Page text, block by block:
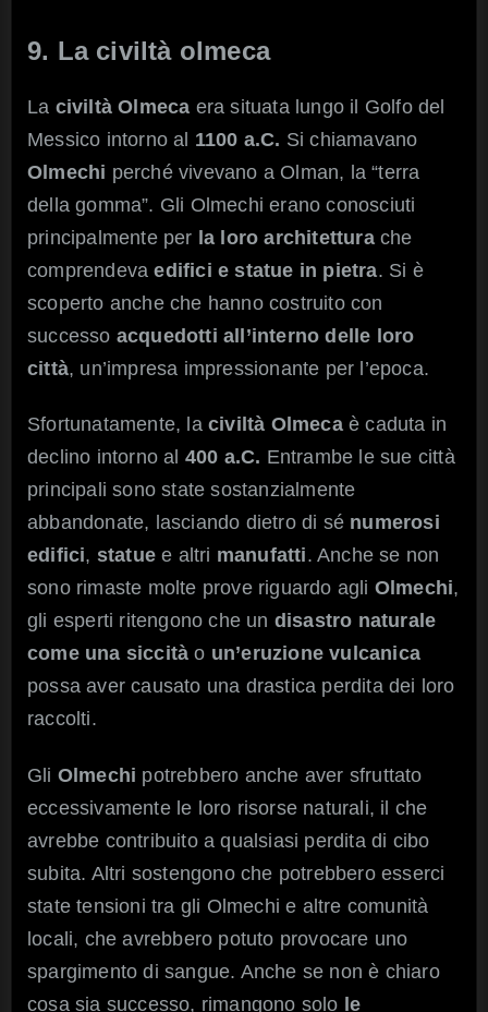
9. La civiltà olmeca
La civiltà Olmeca era situata lungo il Golfo del
Messico intorno al 1100 a.C. Si chiamavano
Olmechi perché vivevano a Olman, la “terra
della gomma”. Gli Olmechi erano conosciuti
principalmente per la loro architetturache
comprendevaedifici e statue in pietra. Si è
scoperto anche che hanno costruito con
successo acquedotti all’interno delle loro
città, un’impresa impressionante per l’epoca.
Sfortunatamente, la civiltà Olmecaè caduta in
declino intorno al 400 a.C. Entrambe le sue città
principali sono state sostanzialmente
abbandonate, lasciando dietro di sé numerosi
edifici, statue e altri manufatti. Anche se non
sono rimaste molte prove riguardo agli Olmechi,
gli esperti ritengono che un disastro naturale
come una siccità o un’eruzione vulcanica
possa aver causato una drastica perdita dei loro
raccolti.
Gli Olmechi potrebbero anche aver sfruttato
eccessivamente le loro risorse naturali, il che
avrebbe contribuito a qualsiasi perdita di cibo
subita. Altri sostengono che potrebbero esserci
state tensioni tra gli Olmechi e altre comunità
locali, che avrebbero potuto provocare uno
spargimento di sangue. Anche se non è chiaro
cosa sia successo, rimangono solo le